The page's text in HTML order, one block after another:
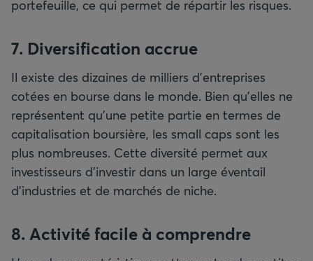
portefeuille, ce qui permet de répartir les risques.
7. Diversification accrue
Il existe des dizaines de milliers d’entreprises
cotées en bourse dans le monde. Bien qu’elles ne
représentent qu’une petite partie en termes de
capitalisation boursière, les small caps sont les
plus nombreuses. Cette diversité permet aux
investisseurs d’investir dans un large éventail
d’industries et de marchés de niche.
8. Activité facile à comprendre